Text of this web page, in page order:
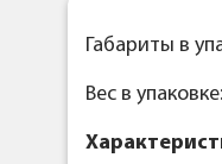
Габариты в
Вес в